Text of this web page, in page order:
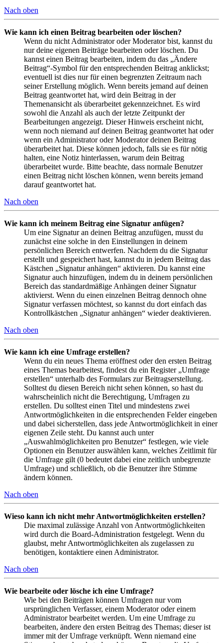
Nach oben
Wie kann ich einen Beitrag bearbeiten oder löschen?
Wenn du nicht Administrator oder Moderator bist, kannst du
nur deine eigenen Beiträge bearbeiten oder löschen. Du
kannst einen Beitrag bearbeiten, indem du das „Ändere
Beitrag“-Symbol für den entsprechenden Beitrag anklickst;
eventuell ist dies nur für einen begrenzten Zeitraum nach
seiner Erstellung möglich. Wenn bereits jemand auf deinen
Beitrag geantwortet hat, wird dein Beitrag in der
Themenansicht als überarbeitet gekennzeichnet. Es wird
sowohl die Anzahl als auch der letzte Zeitpunkt der
Bearbeitungen angezeigt. Dieser Hinweis erscheint nicht,
wenn noch niemand auf deinen Beitrag geantwortet hat oder
wenn ein Administrator oder Moderator deinen Beitrag
überarbeitet hat. Diese können jedoch, falls sie es für nötig
halten, eine Notiz hinterlassen, warum dein Beitrag
überarbeitet wurde. Bitte beachte, dass normale Benutzer
einen Beitrag nicht löschen können, wenn bereits jemand
darauf geantwortet hat.
Nach oben
Wie kann ich meinem Beitrag eine Signatur anfügen?
Um eine Signatur an deinen Beitrag anzufügen, musst du
zunächst eine solche in den Einstellungen in deinem
persönlichen Bereich entwerfen. Nachdem du die Signatur
erstellt und gespeichert hast, kannst du in jedem Beitrag das
Kästchen „Signatur anhängen“ aktivieren. Du kannst eine
Signatur auch hinzufügen, indem du in deinem persönlichen
Bereich das standardmäßige Anhängen deiner Signatur
aktivierst. Wenn du einen einzelnen Beitrag dennoch ohne
Signatur verfassen möchtest, so kannst du dort einfach das
Kontrollkästchen „Signatur anhängen“ wieder deaktivieren.
Nach oben
Wie kann ich eine Umfrage erstellen?
Wenn du ein neues Thema eröffnest oder den ersten Beitrag
eines Themas bearbeitest, findest du ein Register „Umfrage
erstellen“ unterhalb des Formulars zur Beitragserstellung.
Solltest du diesen Bereich nicht sehen können, so hast du
wahrscheinlich nicht die Berechtigung, Umfragen zu
erstellen. Du solltest einen Titel und mindestens zwei
Antwortmöglichkeiten in die entsprechenden Felder eingeben
und dabei sicherstellen, dass jede Antwortmöglichkeit in einer
eigenen Zeile steht. Du kannst auch unter
„Auswahlmöglichkeiten pro Benutzer“ festlegen, wie viele
Optionen ein Benutzer auswählen kann, welches Zeitlimit für
die Umfrage gilt (0 bedeutet dabei eine zeitlich unbegrenzte
Umfrage) und schließlich, ob die Benutzer ihre Stimme
ändern können.
Nach oben
Wieso kann ich nicht mehr Antwortmöglichkeiten erstellen?
Die maximal zulässige Anzahl von Antwortmöglichkeiten
wird durch die Board-Administration festgelegt. Wenn du
glaubst, mehr Antwortmöglichkeiten als zugelassen zu
benötigen, kontaktiere einen Administrator.
Nach oben
Wie bearbeite oder lösche ich eine Umfrage?
Wie bei den Beiträgen können Umfragen nur vom
ursprünglichen Verfasser, einem Moderator oder einem
Administrator bearbeitet werden. Um eine Umfrage zu
bearbeiten, ändere den ersten Beitrag des Themas; dieser ist
immer mit der Umfrage verknüpft. Wenn niemand eine